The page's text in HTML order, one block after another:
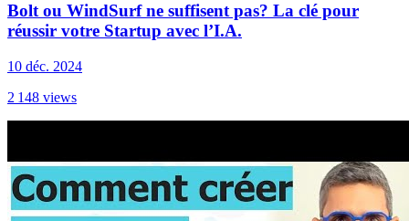
Bolt ou WindSurf ne suffisent pas? La clé pour
réussir votre Startup avec l’I.A.
10 déc. 2024
2 148 views